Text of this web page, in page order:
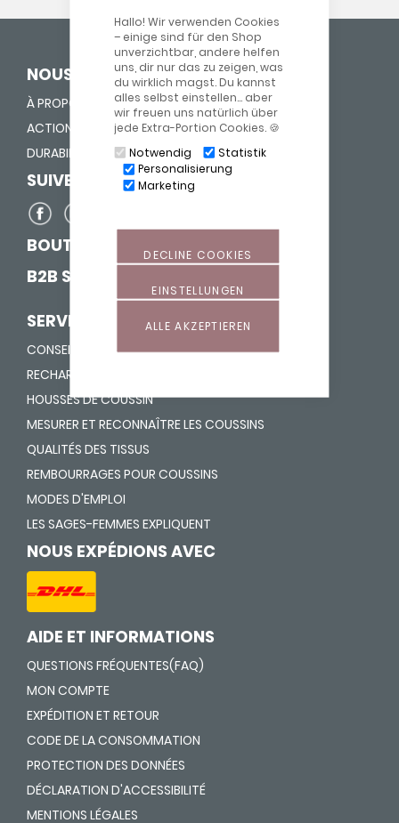
Hallo! Wir verwenden Cookies
– einige sind für den Shop
unverzichtbar, andere helfen
uns, dir nur das zu zeigen, was
du wirklich magst. Du kannst
alles selbst einstellen… aber
wir freuen uns natürlich über
jede Extra-Portion Cookies. 🍪
Notwendig
Statistik
Personalisierung
Marketing
ALLE AKZEPTIEREN
EINSTELLUNGEN
DECLINE COOKIES
NOUS DONNONS UNE VIE
À PROPOS DE NOUS
ACTION "FOURRER NEZ"
DURABILITÉ
SUIVEZ-NOUS SUR
BOUTIQUE POUR SAGES-FEMMES
B2B SHOP
SERVICE
CONSEILS DE LAVAGE
RECHARGER ET VIDER
HOUSSES DE COUSSIN
MESURER ET RECONNAÎTRE LES COUSSINS
QUALITÉS DES TISSUS
REMBOURRAGES POUR COUSSINS
MODES D'EMPLOI
LES SAGES-FEMMES EXPLIQUENT
NOUS EXPÉDIONS AVEC
AIDE ET INFORMATIONS
QUESTIONS FRÉQUENTES(FAQ)
MON COMPTE
EXPÉDITION ET RETOUR
CODE DE LA CONSOMMATION
PROTECTION DES DONNÉES
DÉCLARATION D'ACCESSIBILITÉ
MENTIONS LÉGALES